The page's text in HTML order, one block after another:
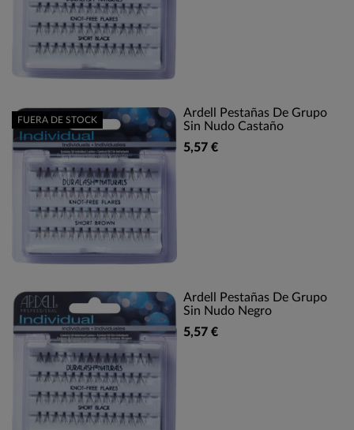
Ardell Pestañas De Grupo
Sin Nudo Castaño
5,57 €
FUERA DE STOCK
Ardell Pestañas De Grupo
Sin Nudo Negro
5,57 €